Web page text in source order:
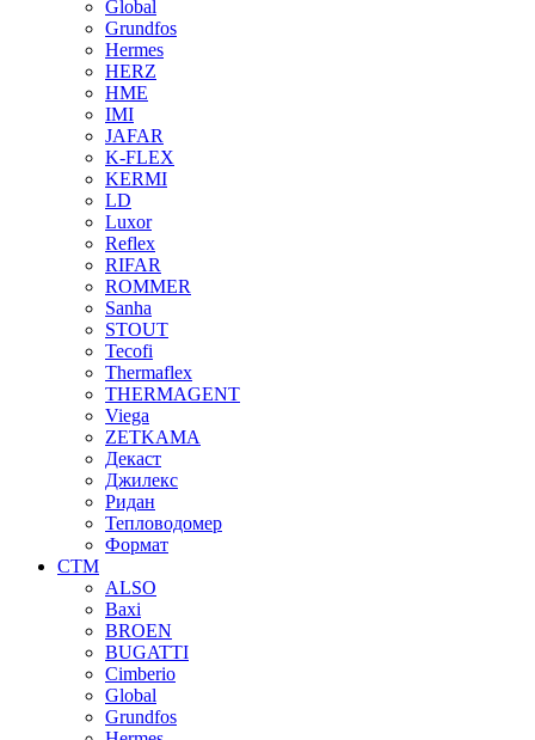
Global
Grundfos
Hermes
HERZ
HME
IMI
JAFAR
K-FLEX
KERMI
LD
Luxor
Reflex
RIFAR
ROMMER
Sanha
STOUT
Tecofi
Thermaflex
THERMAGENT
Viega
ZETKAMA
Декаст
Джилекс
Ридан
Тепловодомер
Формат
СТМ
ALSO
Baxi
BROEN
BUGATTI
Cimberio
Global
Grundfos